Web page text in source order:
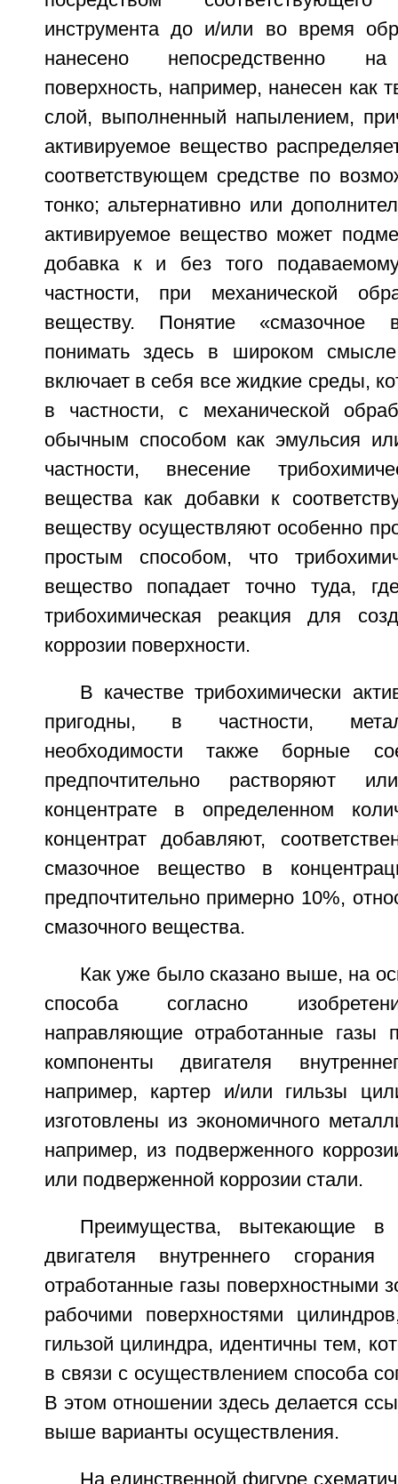
инструмента до и/или во время
нанесено непосредственно
поверхность, например, нанесен как
слой, выполненный напылением,
активируемое вещество
соответствующем средстве по
тонко; альтернативно или
активируемое вещество может
добавка к и без того
частности, при механической
веществу. Понятие «смазочное
понимать здесь в широком
включает в себя все жидкие среды,
в частности, с механической
обычным способом как эмульсия
частности, внесение
вещества как добавки к
веществу осуществляют особенно
простым способом, что
вещество попадает точно туда,
трибохимическая реакция для
коррозии поверхности.
В качестве трибохимически
пригодны, в частности,
необходимости также борные
предпочтительно растворяют
концентрате в определенном
концентрат добавляют,
смазочное вещество в
предпочтительно примерно 10%,
смазочного вещества.
Как уже было сказано выше, на
способа согласно
направляющие отработанные газы
компоненты двигателя
например, картер и/или гильзы
изготовлены из экономичного
например, из подверженного
или подверженной коррозии стали.
Преимущества, вытекающие в
двигателя внутреннего
отработанные газы поверхностными
рабочими поверхностями
гильзой цилиндра, идентичны тем,
в связи с осуществлением способа
В этом отношении здесь делается
выше варианты осуществления.
На единственной фигуре